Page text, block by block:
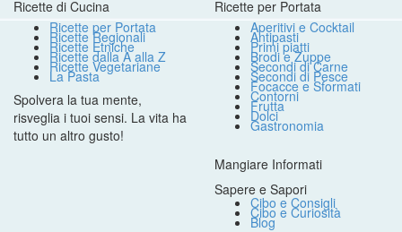
Ricette di Cucina
Ricette per Portata
Ricette Regionali
Ricette Etniche
Ricette dalla A alla Z
Ricette Vegetariane
La Pasta
Spolvera la tua mente,
risveglia i tuoi sensi. La vita ha
tutto un altro gusto!
Ricette per Portata
Aperitivi e Cocktail
Antipasti
Primi piatti
Brodi e Zuppe
Secondi di Carne
Secondi di Pesce
Focacce e Sformati
Contorni
Frutta
Dolci
Gastronomia
Mangiare Informati
Sapere e Sapori
Cibo e Consigli
Cibo e Curiosità
Blog